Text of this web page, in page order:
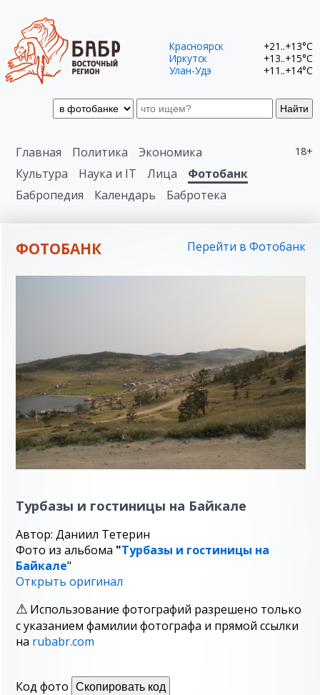
Найти
Красноярск
+21..+13°C
Иркутск
+13..+15°C
Улан-Удэ
+11..+14°C
18+
Главная Политика
Экономика
Культура
Наука и IT Лица
Фотобанк
Бабропедия
Календарь Бабротека
ФОТОБАНК Перейти в Фотобанк
Турбазы и гостиницы на Байкале
Автор: Даниил Тетерин
Фото из альбома "Турбазы и гостиницы на
Байкале"
Открыть оригинал
Использование фотографий разрешено только
с указанием фамилии фотографа и прямой ссылки
на rubabr.com
Код фото Скопировать код